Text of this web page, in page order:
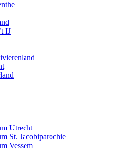
IJ
Utrecht
St. Jacobiparochie
Vessem